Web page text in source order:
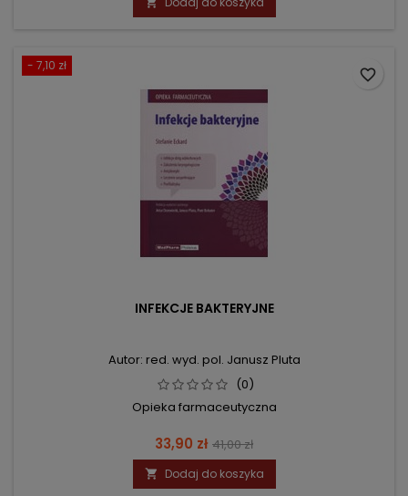
- 7,10 zł
INFEKCJE BAKTERYJNE
Autor: red. wyd. pol. Janusz Pluta
(0)
Opieka farmaceutyczna
Cena
33,90 zł Cena
podstawowa
41,00 zł
 Dodaj do koszyka
favorite_border